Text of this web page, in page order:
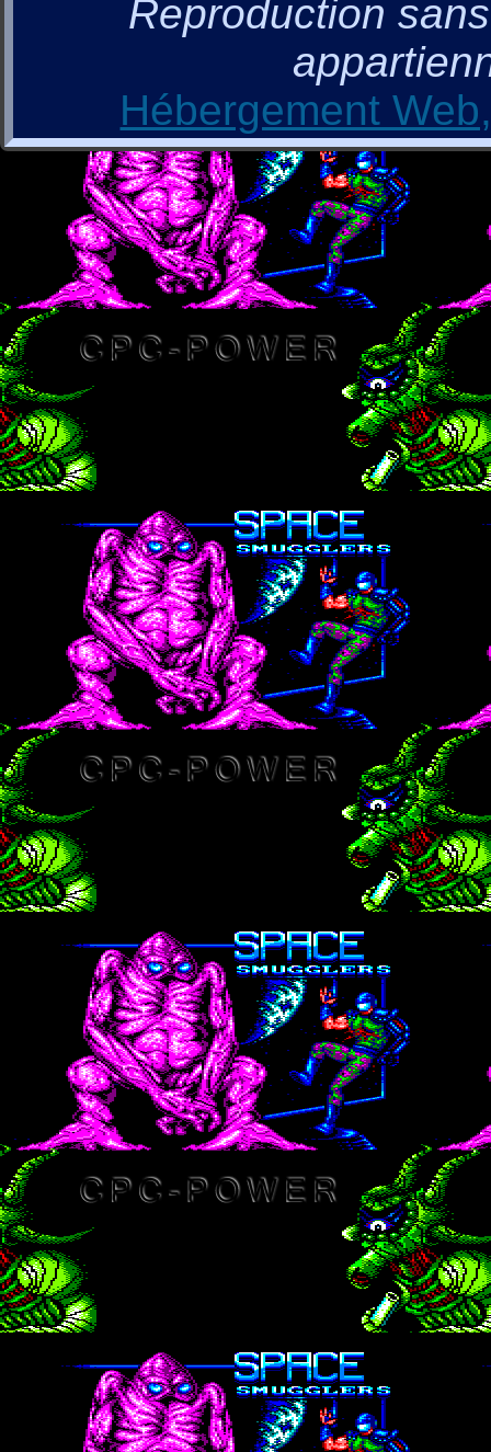
Reproduction
Hébergement